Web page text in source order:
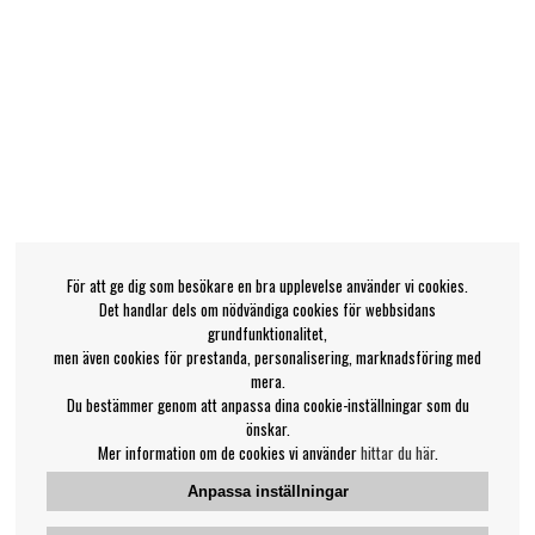
För att ge dig som besökare en bra upplevelse använder vi cookies.
Det handlar dels om nödvändiga cookies för webbsidans
grundfunktionalitet,
men även cookies för prestanda, personalisering, marknadsföring med
mera.
Du bestämmer genom att anpassa dina cookie-inställningar som du
önskar.
Mer information om de cookies vi använderhittar du här.
Anpassa inställningar